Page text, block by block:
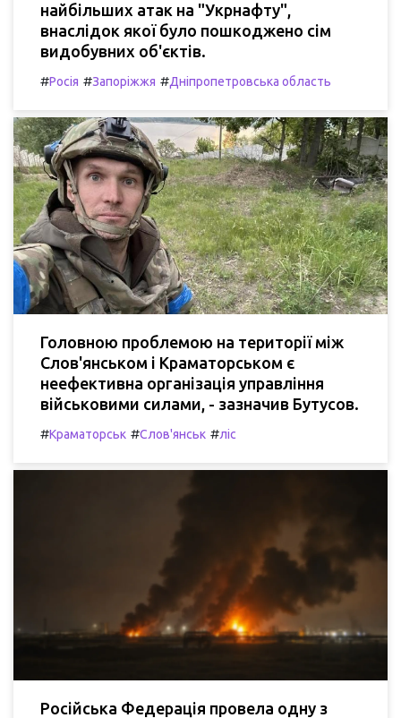
найбільших атак на "Укрнафту",
внаслідок якої було пошкоджено сім
видобувних об'єктів.
#Росія #Запоріжжя #Дніпропетровська область
Головною проблемою на території між
Слов'янськом і Краматорськом є
неефективна організація управління
військовими силами, - зазначив Бутусов.
#Краматорськ #Слов'янськ #ліс
Російська Федерація провела одну з